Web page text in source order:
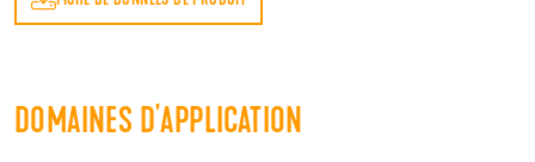
DOMAINES D'APPLICATION